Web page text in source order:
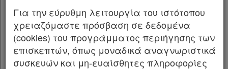
Χρήσιμα
ΔΙΟΡΘΩΣΕΙΣ ΣΦΑΛΜΑΤΩΝ
(9) Στην υπό στοιχεία Φ.9755/2024/0001089/28-
11-2025 απόφαση της Προϊσταμένης της
Διεύθυνσης Ιθαγένειας Αττικής, του
Για την εύρυθμη λειτουργία του ιστότοπου
χρειαζόμαστε πρόσβαση σε δεδομένα
(cookies) του προγράμματος περιήγησης των
επισκεπτών, όπως μοναδικά αναγνωριστικά
συσκευών και μη-ευαίσθητες πληροφορίες